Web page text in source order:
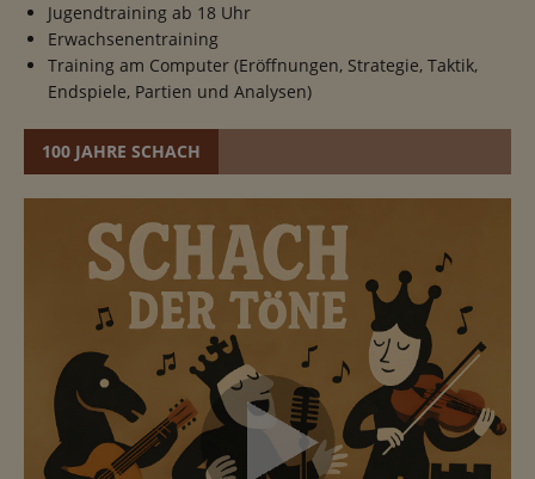
Jugendtraining ab 18 Uhr
Erwachsenentraining
Training am Computer (Eröffnungen, Strategie, Taktik,
Endspiele, Partien und Analysen)
100 JAHRE SCHACH